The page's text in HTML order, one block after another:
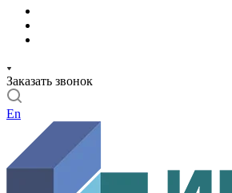
Заказать звонок
En